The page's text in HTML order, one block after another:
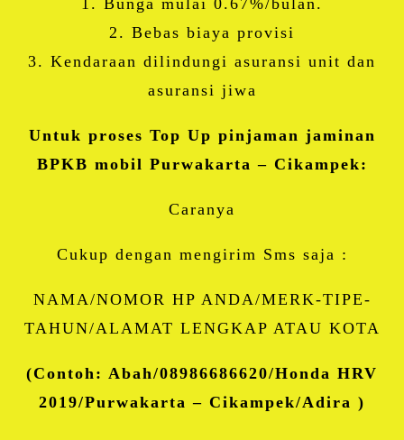
2. Bebas biaya provisi
3. Kendaraan dilindungi asuransi unit dan
asuransi jiwa
Untuk proses Top Up pinjaman jaminan
BPKB mobil Purwakarta – Cikampek:
Caranya
Cukup dengan mengirim Sms saja :
NAMA/NOMOR HP ANDA/MERK-TIPE-
TAHUN/ALAMAT LENGKAP ATAU KOTA
(Contoh: Abah/08986686620/Honda HRV
2019/Purwakarta – Cikampek/Adira )